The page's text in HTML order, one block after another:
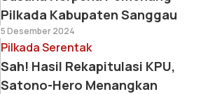
Pilkada Kabupaten Sanggau
5 Desember 2024
Pilkada Serentak
Sah! Hasil Rekapitulasi KPU,
Satono-Hero Menangkan